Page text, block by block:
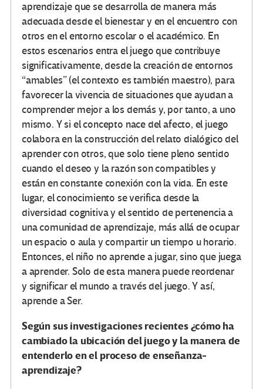
aprendizaje que se desarrolla de manera más
adecuada desde el bienestar y en el encuentro con
otros en el entorno escolar o el académico. En
estos escenarios entra el juego que contribuye
significativamente, desde la creación de entornos
“amables” (el contexto es también maestro), para
favorecer la vivencia de situaciones que ayudan a
comprender mejor a los demás y, por tanto, a uno
mismo. Y si el concepto nace del afecto, el juego
colabora en la construcción del relato dialógico del
aprender con otros, que solo tiene pleno sentido
cuando el deseo y la razón son compatibles y
están en constante conexión con la vida. En este
lugar, el conocimiento se verifica desde la
diversidad cognitiva y el sentido de pertenencia a
una comunidad de aprendizaje, más allá de ocupar
un espacio o aula y compartir un tiempo u horario.
Entonces, el niño no aprende a jugar, sino que juega
a aprender. Solo de esta manera puede reordenar
y significar el mundo a través del juego. Y así,
aprende a Ser.
Según sus investigaciones recientes ¿cómo ha
cambiado la ubicación del juego y la manera de
entenderlo en el proceso de enseñanza-
aprendizaje?